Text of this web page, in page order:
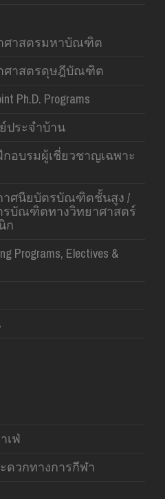
ศาสตรมหาบัณฑิต
ศาสตรดุษฎีบัณฑิต
Ph.D. Programs
ประจำบ้าน
อบรมผู้เชี่ยวชาญเฉพาะ
าศนียบัตรบัณฑิตชั้นสูง /
รบัณฑิตทางวิทยาศาสตร์
ก
Programs, Electives &
เฟ่
ดวกทางการกีฬา